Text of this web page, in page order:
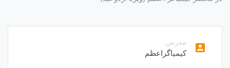
account_box
مدرس
کیمیاگراعظم